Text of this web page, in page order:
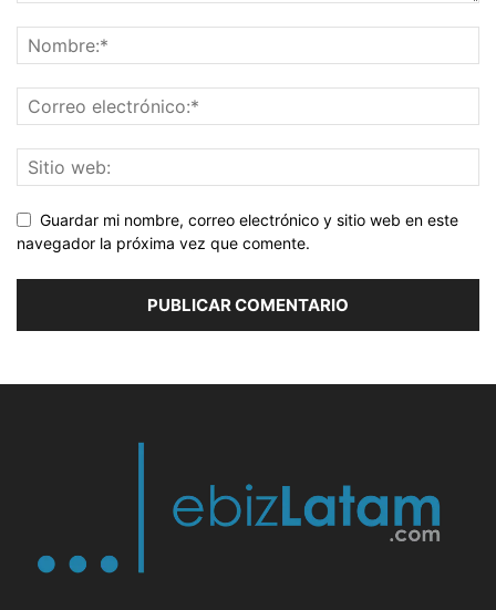
Guardar mi nombre, correo electrónico y sitio web en este
navegador la próxima vez que comente.